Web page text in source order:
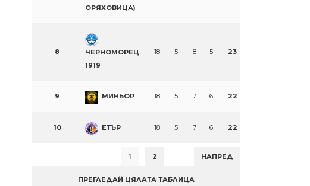
ОРЯХОВИЦА)
8
ЧЕРНОМОРЕЦ
1919
18 5 8 5 23
9 МИНЬОР 18 5 7 6 22
10 ЕТЪР 18 5 7 6 22
1 2 НАПРЕД
ПРЕГЛЕДАЙ ЦЯЛАТА ТАБЛИЦА